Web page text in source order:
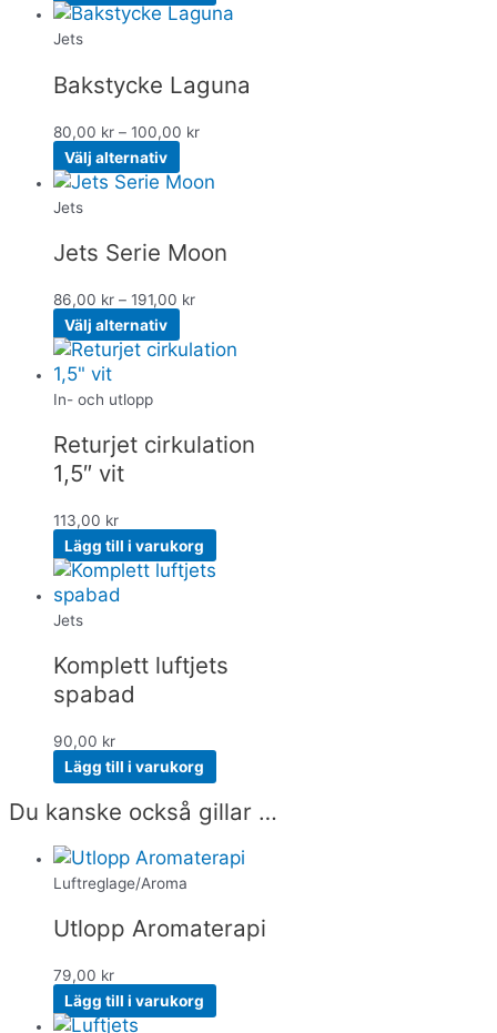
Jets
Bakstycke Laguna
80,00 kr – 100,00 kr
Välj alternativ
Jets
Jets Serie Moon
86,00 kr – 191,00 kr
Välj alternativ
In- och utlopp
Returjet cirkulation
1,5″ vit
113,00 kr
Lägg till i varukorg
Jets
Komplett luftjets
spabad
90,00 kr
Lägg till i varukorg
Du kanske också gillar …
Luftreglage/Aroma
Utlopp Aromaterapi
79,00 kr
Lägg till i varukorg